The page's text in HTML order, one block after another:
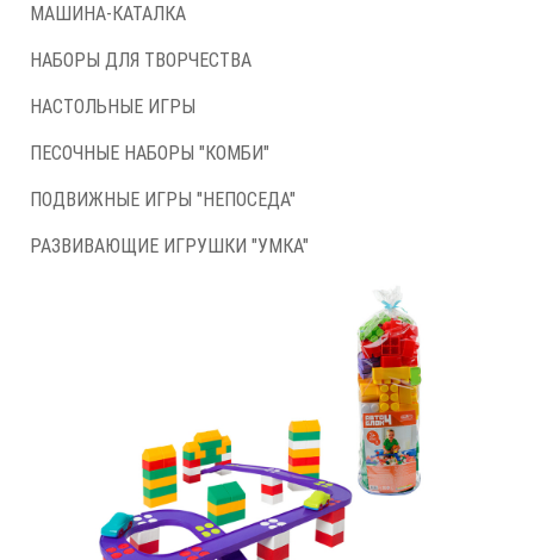
МАШИНА-КАТАЛКА
НАБОРЫ ДЛЯ ТВОРЧЕСТВА
НАСТОЛЬНЫЕ ИГРЫ
ПЕСОЧНЫЕ НАБОРЫ "КОМБИ"
ПОДВИЖНЫЕ ИГРЫ "НЕПОСЕДА"
РАЗВИВАЮЩИЕ ИГРУШКИ "УМКА"